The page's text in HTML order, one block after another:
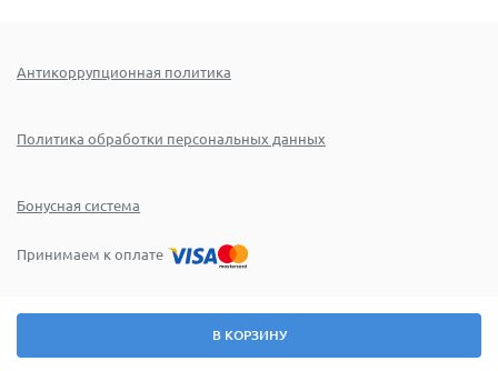
В КОРЗИНУ
Антикоррупционная политика
Политика обработки персональных данных
Бонусная система
Принимаем к оплате
Поиск